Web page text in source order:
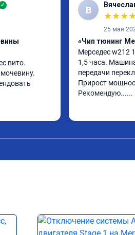
✓
вито.
В
★★★
25 мая
«Чип тюнинг
Мерседес w212
1,5 часа.
передачи
Прирост
Рекомендую......